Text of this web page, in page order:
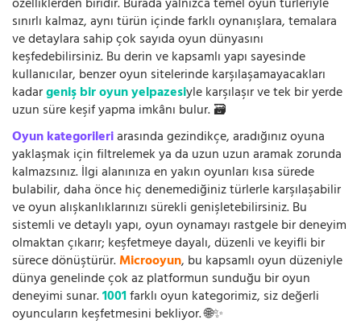
sınırlı kalmaz, aynı türün içinde farklı oynanışlara, temalara
ve detaylara sahip çok sayıda oyun dünyasını
keşfedebilirsiniz. Bu derin ve kapsamlı yapı sayesinde
kullanıcılar, benzer oyun sitelerinde karşılaşamayacakları
kadargeniş bir oyun yelpazesiyle karşılaşır ve tek bir yerde
uzun süre keşif yapma imkânı bulur. 🗃️
Oyun kategorileriarasında gezindikçe, aradığınız oyuna
yaklaşmak için filtrelemek ya da uzun uzun aramak zorunda
kalmazsınız. İlgi alanınıza en yakın oyunları kısa sürede
bulabilir, daha önce hiç denemediğiniz türlerle karşılaşabilir
ve oyun alışkanlıklarınızı sürekli genişletebilirsiniz. Bu
sistemli ve detaylı yapı, oyun oynamayı rastgele bir deneyim
olmaktan çıkarır; keşfetmeye dayalı, düzenli ve keyifli bir
sürece dönüştürür.Microoyun, bu kapsamlı oyun düzeniyle
dünya genelinde çok az platformun sunduğu bir oyun
deneyimi sunar.1001farklı oyun kategorimiz, siz değerli
oyuncuların keşfetmesini bekliyor. 🌐✨